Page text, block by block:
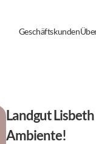
Geschäftskunden
Landgut
Ambiente!